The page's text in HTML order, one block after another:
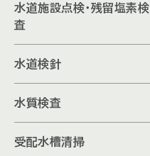
水道施設点検・残留塩素検
査
水道検針
水質検査
受配水槽清掃